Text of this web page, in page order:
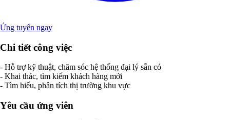
Ứng tuyển ngay
Chi tiết công việc
- Hỗ trợ kỹ thuật, chăm sóc hệ thống đại lý sẵn có
- Khai thác, tìm kiếm khách hàng mới
- Tìm hiểu, phân tích thị trường khu vực
Yêu cầu ứng viên